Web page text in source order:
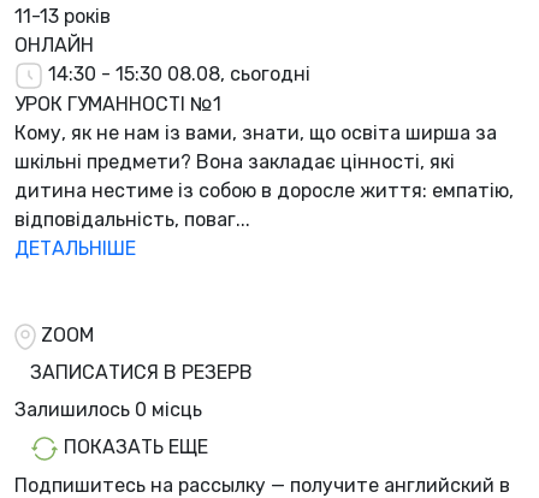
11-13 років
ОНЛАЙН
14:30 - 15:30 08.08, сьогодні
УРОК ГУМАННОСТІ №1
Кому, як не нам із вами, знати, що освіта ширша за
шкільні предмети? Вона закладає цінності, які
дитина нестиме із собою в доросле життя: емпатію,
відповідальність, поваг...
ДЕТАЛЬНІШЕ
ZOOM
ЗАПИСАТИСЯ В РЕЗЕРВ
Залишилось 0 місць
ПОКАЗАТЬ ЕЩЕ
Подпишитесь на рассылку — получите английский в